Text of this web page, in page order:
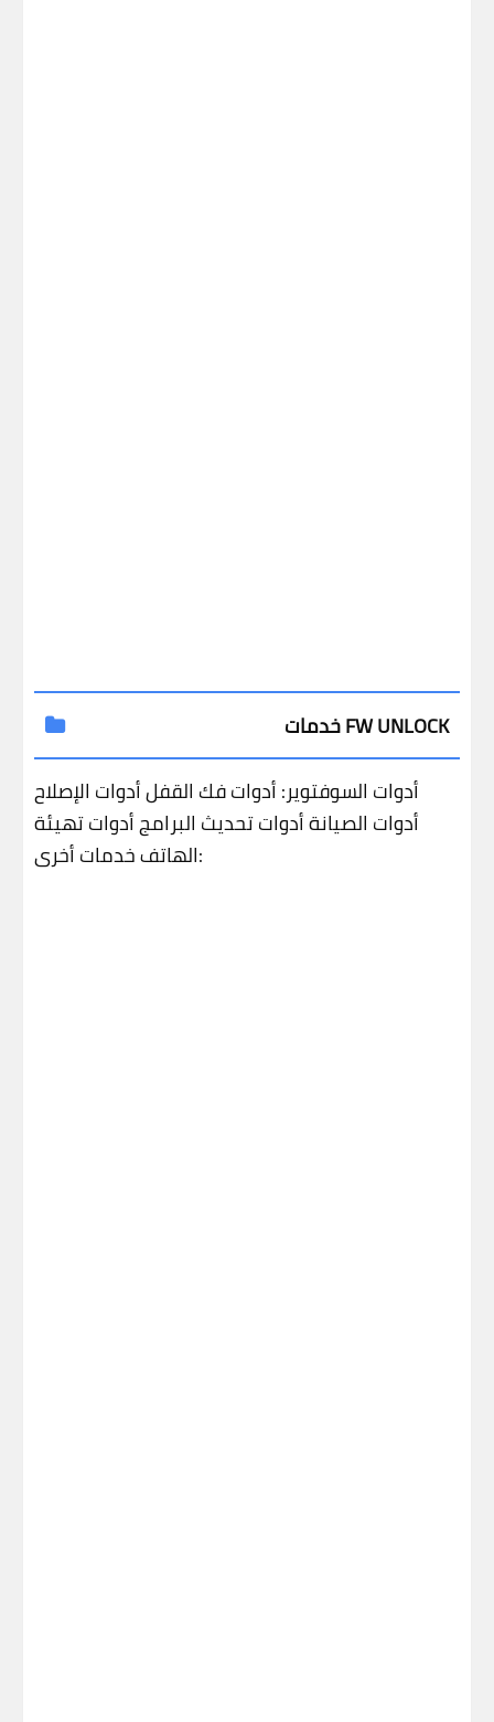
خدمات FW UNLOCK
أدوات السوفتوير:أدوات فك القفلأدوات الإصلاح
أدوات الصيانةأدوات تحديث البرامجأدوات تهيئة
الهاتفخدمات أخرى: